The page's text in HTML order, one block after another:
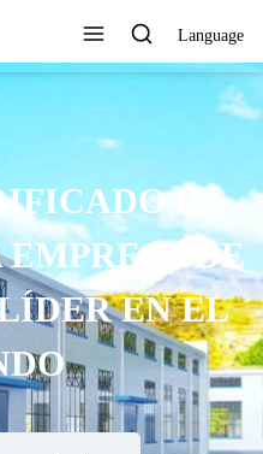
Language
ÚNICA,
CALIDAD,